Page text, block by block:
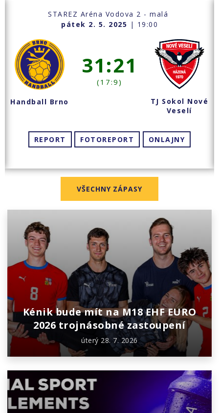
STAREZ Aréna Vodova 2 - malá
pátek 2. 5. 2025 | 19:00
Handball Brno
31:21
(17:9)
TJ Sokol Nové
Veselí
REPORT FOTOREPORT ONLAJNY
VŠECHNY ZÁPASY
Kénik bude mít na M18 EHF EURO
2026 trojnásobné zastoupení
úterý 28. 7. 2026